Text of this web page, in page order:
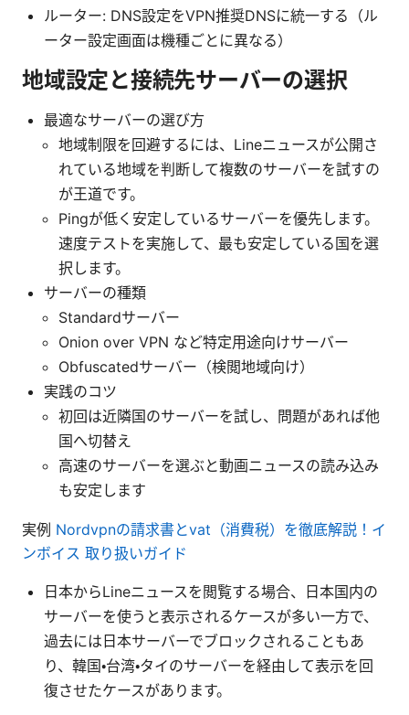
ルーター: DNS設定をVPN推奨DNSに統一する（ル
ーター設定画面は機種ごとに異なる）
地域設定と接続先サーバーの選択
最適なサーバーの選び方
地域制限を回避するには、Lineニュースが公開さ
れている地域を判断して複数のサーバーを試すの
が王道です。
Pingが低く安定しているサーバーを優先します。
速度テストを実施して、最も安定している国を選
択します。
サーバーの種類
Standardサーバー
Onion over VPN など特定用途向けサーバー
Obfuscatedサーバー（検閲地域向け）
実践のコツ
初回は近隣国のサーバーを試し、問題があれば他
国へ切替え
高速のサーバーを選ぶと動画ニュースの読み込み
も安定します
実例 Nordvpnの請求書とvat（消費税）を徹底解説！イ
ンボイス 取り扱いガイド
日本からLineニュースを閲覧する場合、日本国内の
サーバーを使うと表示されるケースが多い一方で、
過去には日本サーバーでブロックされることもあ
り、韓国・台湾・タイのサーバーを経由して表示を回
復させたケースがあります。